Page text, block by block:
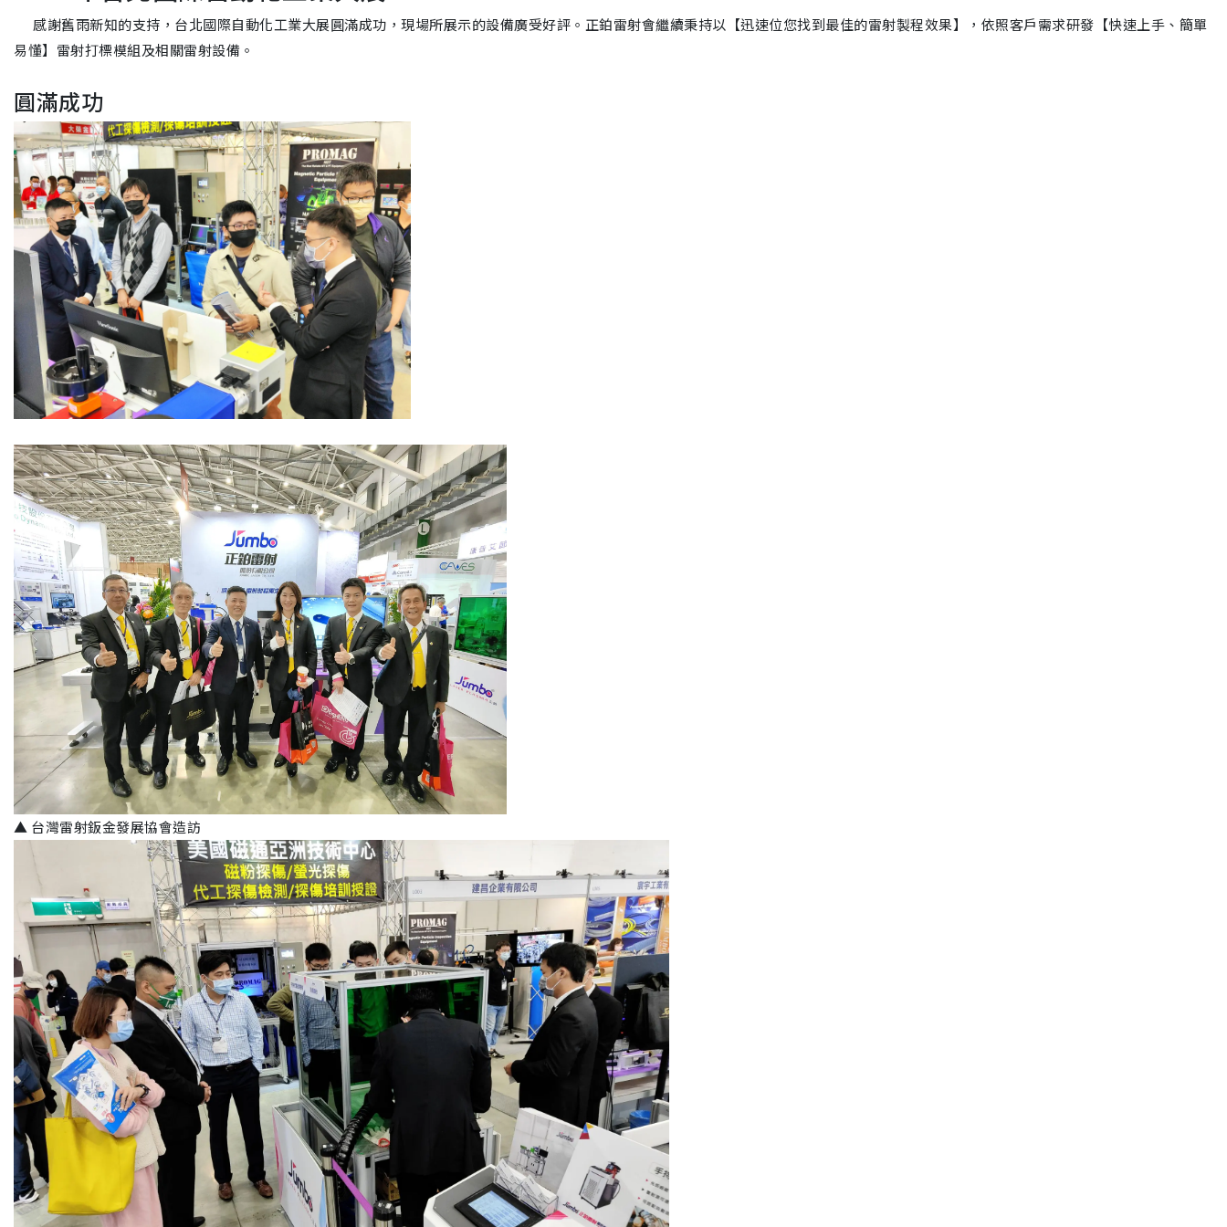
感謝舊雨新知的支持，台北國際自動化工業大展圓滿成功，現場所展示的設備廣受好評。正鉑雷射會繼續秉持以【迅速位您找到最佳的雷射製程效果】，依照客戶需求研發【快速上手、簡單
易懂】雷射打標模組及相關雷射設備。
圓滿成功
▲ 台灣雷射鈑金發展協會造訪